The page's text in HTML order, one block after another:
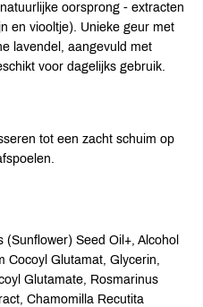
oorsprong - extracten
en viooltje). Unieke geur met
lavendel, aangevuld met
voor dagelijks gebruik.
tot een zacht schuim op
Seed Oil+, Alcohol
Cocoyl Glutamat, Glycerin,
Glutamate, Rosmarinus
Chamomilla Recutita